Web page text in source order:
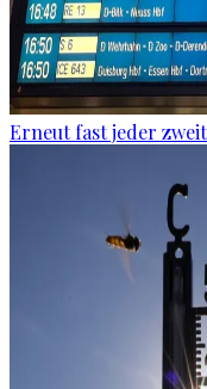
Erneut fast jeder